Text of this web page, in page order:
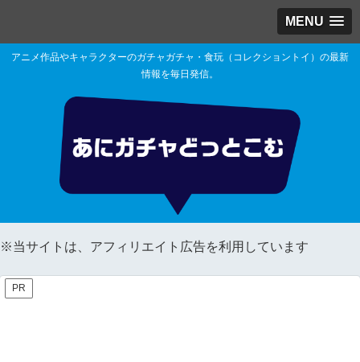
MENU
アニメ作品やキャラクターのガチャガチャ・食玩（コレクショントイ）の最新
情報を毎日発信。
※当サイトは、アフィリエイト広告を利用しています
PR